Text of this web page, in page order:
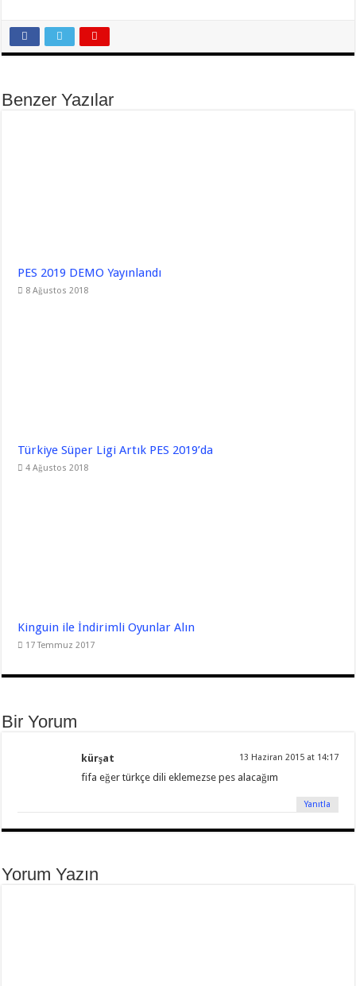
Benzer Yazılar
PES 2019 DEMO Yayınlandı
8 Ağustos 2018
Türkiye Süper Ligi Artık PES 2019’da
4 Ağustos 2018
Kinguin ile İndirimli Oyunlar Alın
17 Temmuz 2017
Bir Yorum
kürşat 13 Haziran 2015 at 14:17
fifa eğer türkçe dili eklemezse pes alacağım
Yanıtla
Yorum Yazın